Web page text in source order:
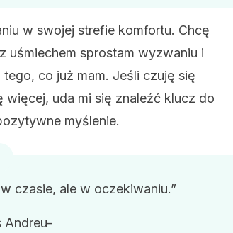
w swojej strefie komfortu. Chcę
uśmiechem sprostam wyzwaniu i
co już mam. Jeśli czuję się
uda mi się znaleźć klucz do
myślenie.
czasie, ale w oczekiwaniu.”
Andreu-